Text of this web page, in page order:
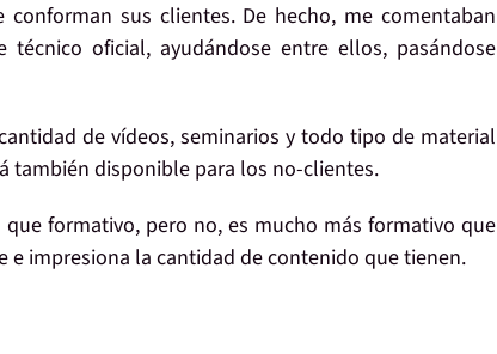
conforman sus clientes. De hecho, me comentaban
oficial, ayudándose entre ellos, pasándose
devídeos, seminarios y todo tipo de material
también disponible para los no-clientes.
formativo, pero no, es mucho más formativo que
e impresiona la cantidad de contenido que tienen.